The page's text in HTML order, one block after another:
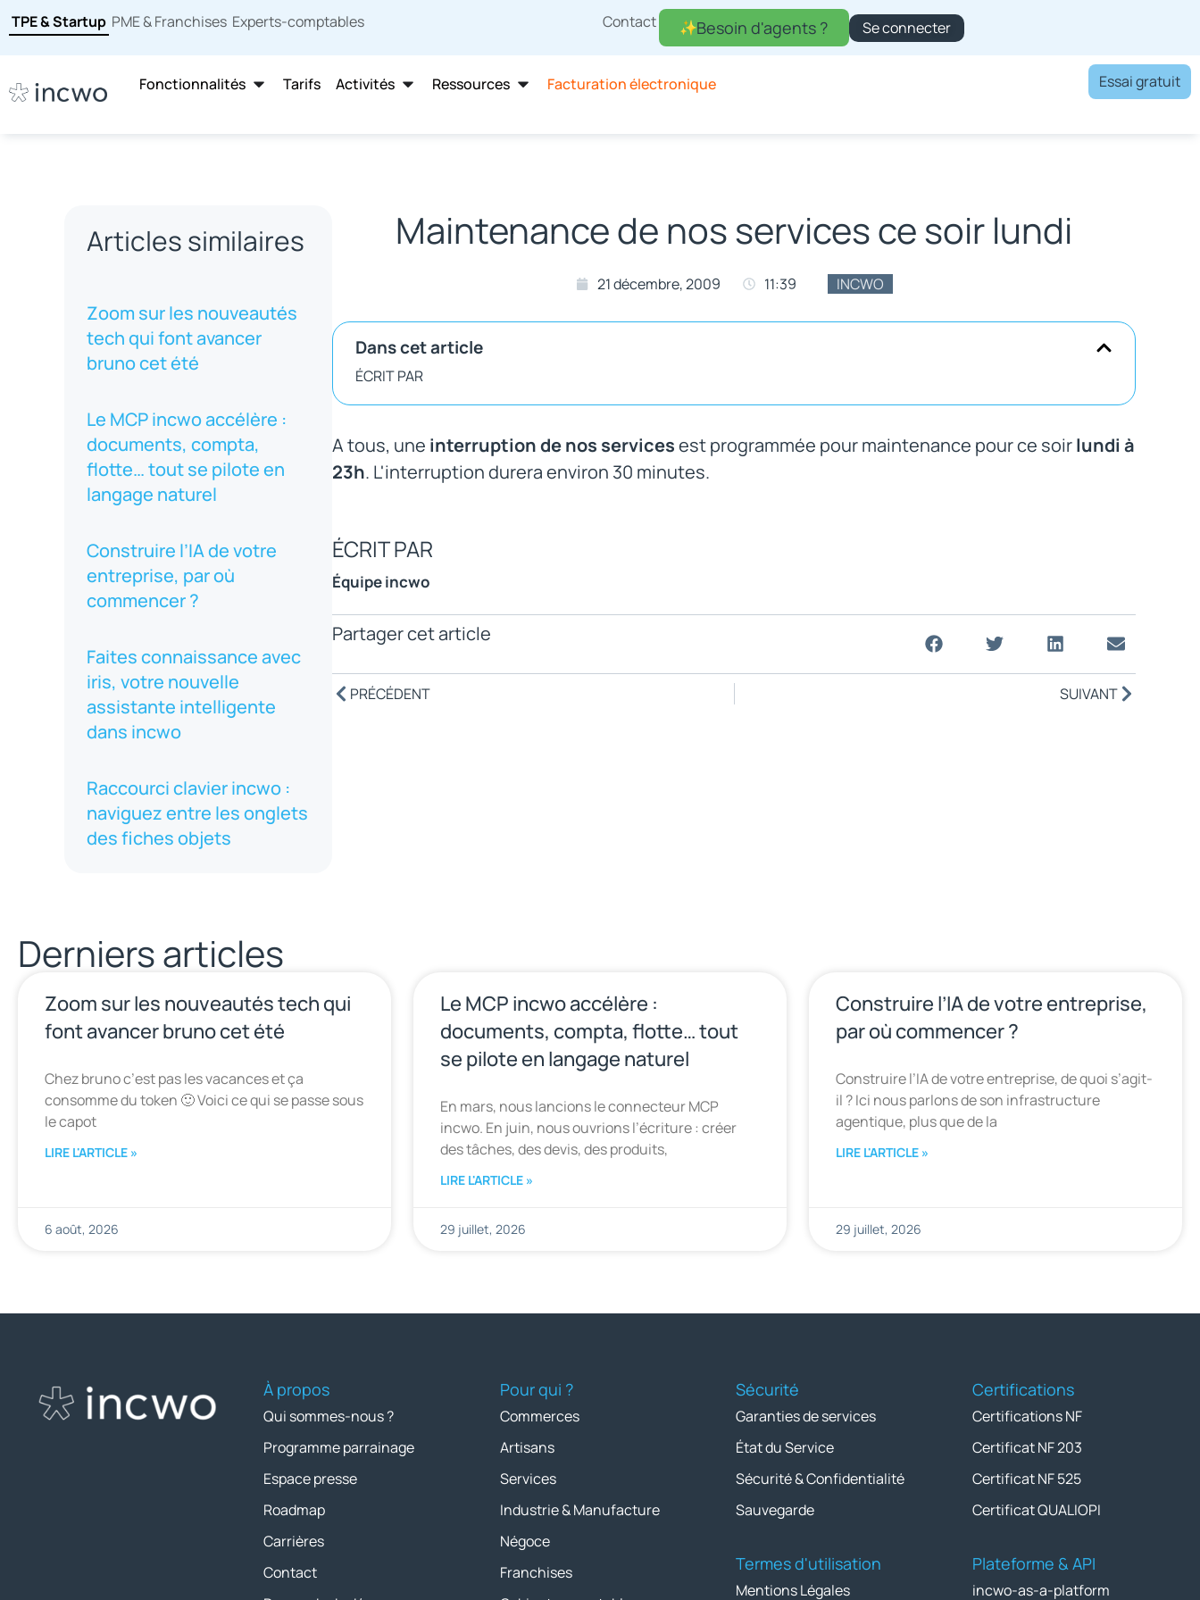
TPE & Startup PME & Franchises Experts-comptables Contact Se connecter
Besoin d'agents ?
Fonctionnalités Tarifs Activités Ressources Facturation électronique Essai gratuit
Articles similaires
Zoom sur les nouveautés
tech qui font avancer
bruno cet été
Le MCP incwo accélère :
documents, compta,
flotte… tout se pilote en
langage naturel
Construire l’IA de votre
entreprise, par où
commencer ?
Faites connaissance avec
iris, votre nouvelle
assistante intelligente
dans incwo
Raccourci clavier incwo :
naviguez entre les onglets
des fiches objets
Maintenance de nos services ce soir lundi
21 décembre, 2009 11:39 INCWO
Dans cet article
ÉCRIT PAR
A tous, une interruption de nos servicesest programmée pour maintenance pour ce soirlundi à
23h. L'interruption durera environ 30 minutes.
ÉCRIT PAR
Équipe incwo
Partager cet article
PRÉCÉDENT SUIVANT
Derniers articles
Zoom sur les nouveautés tech qui
font avancer bruno cet été
Chez bruno c’est pas les vacances et ça
consomme du token 🙂 Voici ce qui se passe sous
le capot
LIRE L'ARTICLE »
6 août, 2026
Le MCP incwo accélère :
documents, compta, flotte… tout
se pilote en langage naturel
En mars, nous lancions le connecteur MCP
incwo. En juin, nous ouvrions l’écriture : créer
des tâches, des devis, des produits,
LIRE L'ARTICLE »
29 juillet, 2026
Construire l’IA de votre entreprise,
par où commencer ?
Construire l’IA de votre entreprise, de quoi s’agit-
il ? Ici nous parlons de son infrastructure
agentique, plus que de la
LIRE L'ARTICLE »
29 juillet, 2026
À propos
Qui sommes-nous ?
Programme parrainage
Espace presse
Roadmap
Carrières
Contact
Pour qui ?
Commerces
Artisans
Services
Industrie & Manufacture
Négoce
Franchises
Sécurité
Garanties de services
État du Service
Sécurité & Confidentialité
Sauvegarde
Termes d'utilisation
Mentions Légales
Certifications
Certifications NF
Certificat NF 203
Certificat NF 525
Certificat QUALIOPI
Plateforme & API
incwo-as-a-platform